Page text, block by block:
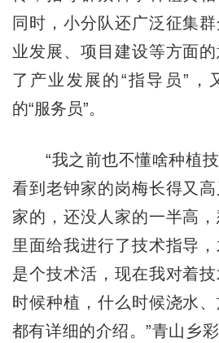
同时，小分队还广泛征集
业发展、项目建设等方面
了产业发展的“指导员”，
的“服务员”。
“我之前也不懂啥种植技
看到老钟家的岗梅长得又
家的，还没人家的一半高
里面给我进行了技术指导
是个技术活，现在我对着
时候种植，什么时候浇水、
都有详细的介绍。”青山乡